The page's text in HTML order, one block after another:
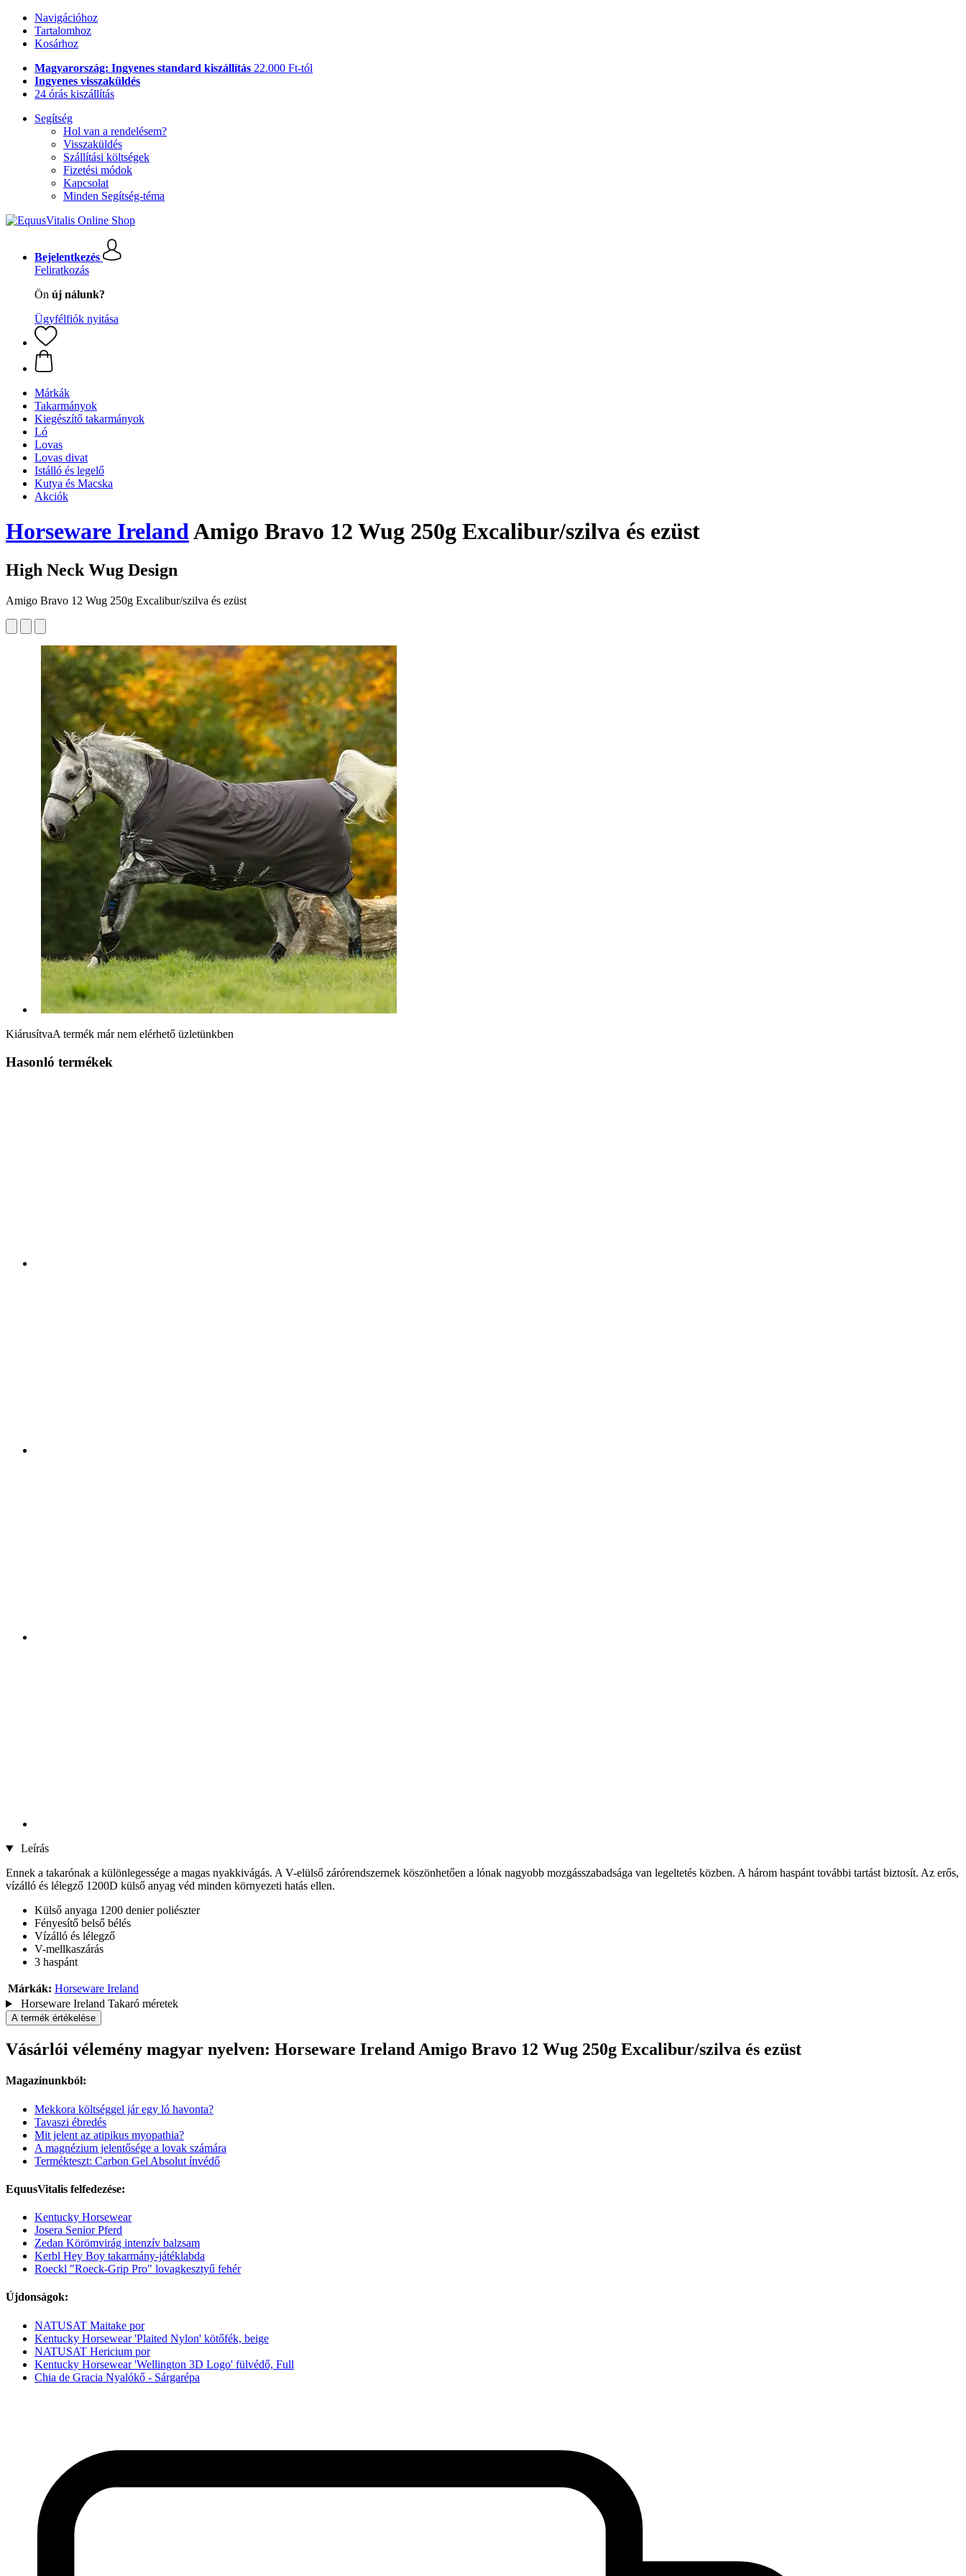
Navigációhoz
Tartalomhoz
Kosárhoz
Magyarország: Ingyenes standard kiszállítás 22.000 Ft-tól
Ingyenes visszaküldés
24 órás kiszállítás
Segítség
Hol van a rendelésem?
Visszaküldés
Szállítási költségek
Fizetési módok
Kapcsolat
Minden Segítség-téma
Bejelentkezés
Feliratkozás
Ön új nálunk?
Ügyfélfiók nyitása
Márkák
Takarmányok
Kiegészítő takarmányok
Ló
Lovas
Lovas divat
Istálló és legelő
Kutya és Macska
Akciók
Horseware IrelandAmigo Bravo 12 Wug 250g Excalibur/szilva és ezüst
High Neck Wug Design
Amigo Bravo 12 Wug 250g Excalibur/szilva és ezüst
KiárusítvaA termék már nem elérhető üzletünkben
Hasonló termékek
Leírás
Ennek a takarónak a különlegessége a magas nyakkivágás. A V-elülső zárórendszernek köszönhetően a lónak nagyobb mozgásszabadsága van legeltetés közben. A három haspánt további tartást biztosít. Az erős,
vízálló és lélegző 1200D külső anyag véd minden környezeti hatás ellen.
Külső anyaga 1200 denier poliészter
Fényesítő belső bélés
Vízálló és lélegző
V-mellkaszárás
3 haspánt
Márkák: Horseware Ireland
Horseware Ireland Takaró méretek
A termék értékelése
Vásárlói vélemény magyar nyelven: Horseware Ireland Amigo Bravo 12 Wug 250g Excalibur/szilva és ezüst
Magazinunkból:
Mekkora költséggel jár egy ló havonta?
Tavaszi ébredés
Mit jelent az atipikus myopathia?
A magnézium jelentősége a lovak számára
Termékteszt: Carbon Gel Absolut ínvédő
EquusVitalis felfedezése:
Kentucky Horsewear
Josera Senior Pferd
Zedan Körömvirág intenzív balzsam
Kerbl Hey Boy takarmány-játéklabda
Roeckl "Roeck-Grip Pro" lovagkesztyű fehér
Újdonságok:
NATUSAT Maitake por
Kentucky Horsewear 'Plaited Nylon' kötőfék, beige
NATUSAT Hericium por
Kentucky Horsewear 'Wellington 3D Logo' fülvédő, Full
Chia de Gracia Nyalókő - Sárgarépa